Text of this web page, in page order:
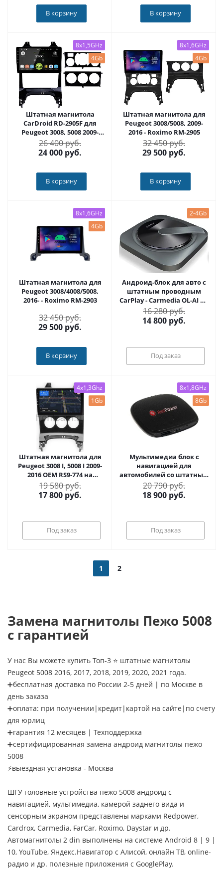
В корзину В корзину
8x1,5GHz
4Gb
Штатная магнитола
CarDroid RD-2905F для
Peugeot 3008, 5008 2009-
2016 (Android 10)
26 400 руб.
24 000 руб.
В корзину
8x1,6GHz
4Gb
Штатная магнитола для
Peugeot 3008/5008, 2009-
2016 - Roximo RM-2905
32 450 руб.
29 500 руб.
В корзину
8x1,6GHz
4Gb
Штатная магнитола для
Peugeot 3008/4008/5008,
2016- - Roximo RM-2903
32 450 руб.
29 500 руб.
В корзину
2-4Gb
Андроид-блок для авто с
штатным проводным
CarPlay - Carmedia OL-AI на
Android 10-11, проц.
Snapdragon, 2/16, 3/32, 4/64,
4G-SIM, подключение по
16 280 руб.
14 800 руб.
Под заказ
4x1,3Ghz
1Gb
Штатная магнитола для
Peugeot 3008 I, 5008 I 2009-
2016 OEM RS9-774 на
Android 9.1
19 580 руб.
17 800 руб.
Под заказ
8x1,8GHz
8Gb
Мультимедиа блок с
навигацией для
автомобилей со штатным
USB CarPlay - Redpower
RPAIPRO Android 13,
Snapdragon, 6/128Гб, 4G
20 790 руб.
18 900 руб.
Под заказ
1 2
Замена магнитолы Пежо 5008
с гарантией
У нас Вы можете купить Топ-3 ⭐ штатные магнитолы
Peugeot 5008 2016, 2017, 2018, 2019, 2020, 2021 года.
➕бесплатная доставка по России 2-5 дней | по Москве в
день заказа
➕оплата: при получении|кредит|картой на сайте|по счету
для юрлиц
➕гарантия 12 месяцев | Техподдержка
➕сертифицированная замена андроид магнитолы пежо
5008
⚡выездная установка - Москва
ШГУ головные устройства пежо 5008 андроид с
навигацией, мультимедиа, камерой заднего вида и
сенсорным экраном представлены марками Redpower,
Cardrox, Carmedia, FarCar, Roximo, Daystar и др.
Автомагнитолы 2 din выполнены на системе Android 8 | 9 |
10, YouTube, Яндекс.Навигатор с Алисой, онлайн ТВ, online-
радио и др. полезные приложения с GooglePlay.